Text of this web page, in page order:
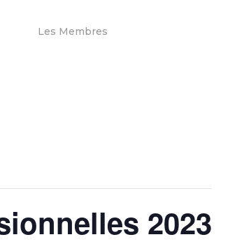
Les Membres
2023